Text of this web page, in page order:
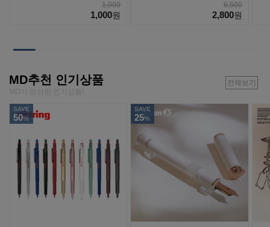
1,000
1,000원
6,500
2,800원
MD추천 인기상품
MD가 엄선한 인기상품!
전체보기
SAVE
50%
SAVE
25%